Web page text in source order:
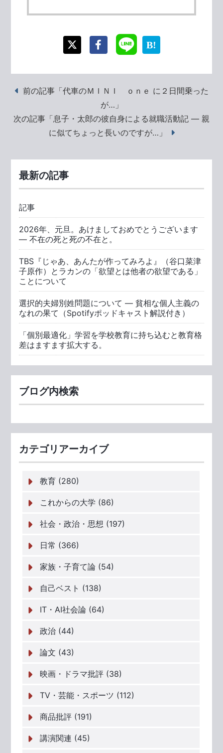
前の記事「代車のＭＩＮＩ ｏｎｅ に２日間乗った
が…」
次の記事「息子・太郎の彼自身による就職活動記 ― 親
に似てちょっと長いのですが…」
最新の記事
記事
2026年、元旦。あけましておめでとうございます
― 不在の死と死の不在と。
TBS『じゃあ、あんたが作ってみろよ』（谷口菜津
子原作）とラカンの「欲望とは他者の欲望である」
ことについて
選択的夫婦別姓問題について ― 貧相な個人主義の
なれの果て（Spotifyポッドキャスト解説付き）
「個別最適化」学習を学校教育に持ち込むと教育格
差はますます拡大する。
ブログ内検索
カテゴリアーカイブ
教育 (280)
これからの大学 (86)
社会・政治・思想 (197)
日常 (366)
家族・子育て論 (54)
自己ベスト (138)
IT・AI社会論 (64)
政治 (44)
論文 (43)
映画・ドラマ批評 (38)
TV・芸能・スポーツ (112)
商品批評 (191)
講演関連 (45)